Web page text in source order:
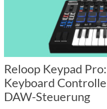
Reloop Keypad
Keyboard
DAW-Steuerung